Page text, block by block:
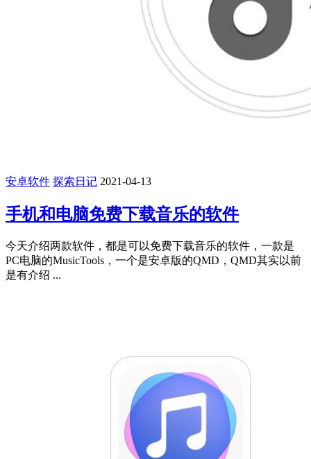
安卓软件 探索日记 2021-04-13
手机和电脑免费下载音乐的软件
今天介绍两款软件，都是可以免费下载音乐的软件，一款是
PC电脑的MusicTools，一个是安卓版的QMD，QMD其实以前
是有介绍 ...